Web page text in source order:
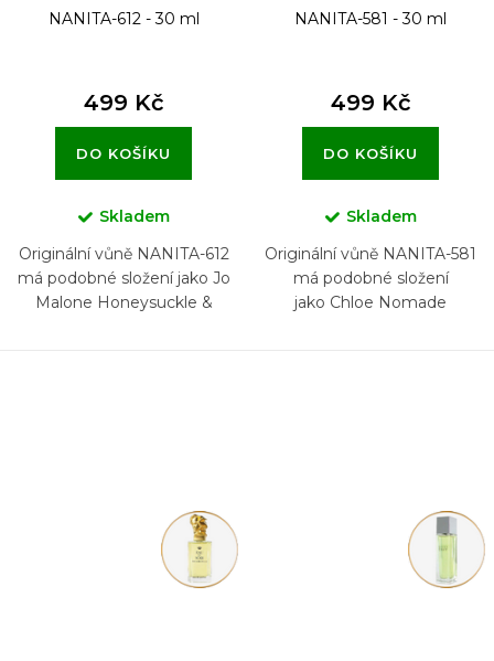
NANITA-612 - 30 ml
499 Kč
DO KOŠÍKU
Skladem
Originální vůně NANITA-612
má podobné složení jako Jo
Malone Honeysuckle &
NANITA-581 - 30 ml
499 Kč
DO KOŠÍKU
Skladem
Originální vůně NANITA-581
má podobné složení
jako Chloe Nomade